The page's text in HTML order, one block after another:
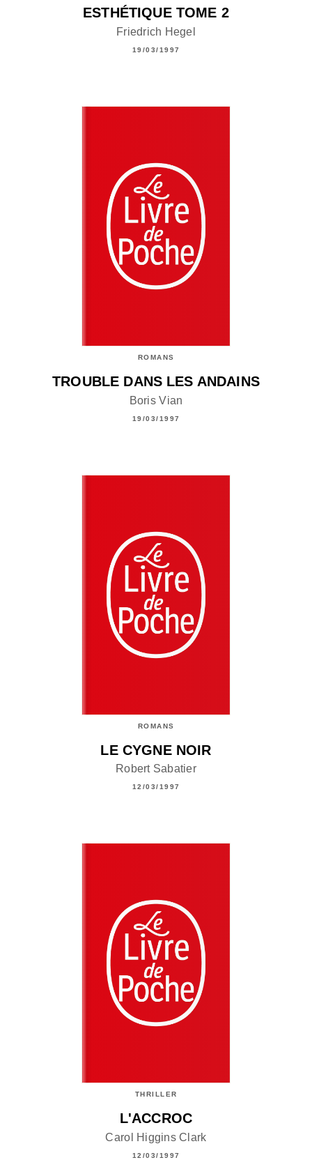
ESTHÉTIQUE TOME 2
Friedrich Hegel
19/03/1997
ROMANS
TROUBLE DANS LES ANDAINS
Boris Vian
19/03/1997
ROMANS
LE CYGNE NOIR
Robert Sabatier
12/03/1997
THRILLER
L'ACCROC
Carol Higgins Clark
12/03/1997